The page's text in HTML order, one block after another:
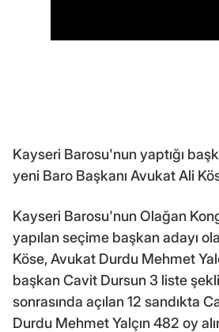
Kayseri Barosu'nun yaptığı
yeni Baro Başkanı Avukat Ali
Kayseri Barosu'nun Olağan
yapılan seçime başkan adayı
Köse, Avukat Durdu Mehmet
başkan Cavit Dursun 3 liste
sonrasında açılan 12 sandıkta
Durdu Mehmet Yalçın 482 oy